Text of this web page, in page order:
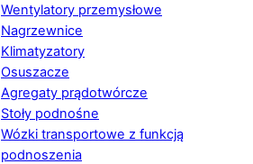
Wentylatory przemysłowe
Nagrzewnice
Klimatyzatory
Osuszacze
Agregaty prądotwórcze
Stoły podnośne
Wózki transportowe z funkcją
podnoszenia